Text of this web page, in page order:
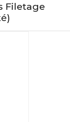
Filetage